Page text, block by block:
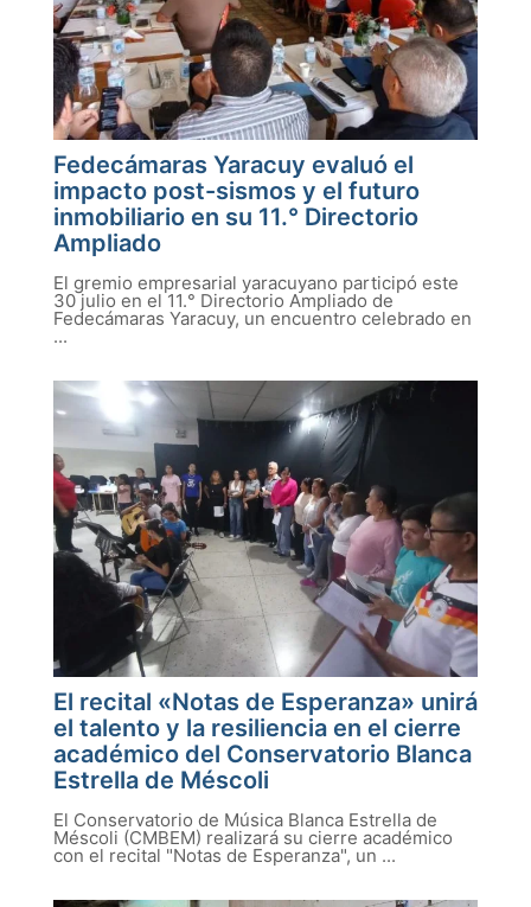
Fedecámaras Yaracuy evaluó el
impacto post-sismos y el futuro
inmobiliario en su 11.° Directorio
Ampliado
El gremio empresarial yaracuyano participó este
30 julio en el 11.° Directorio Ampliado de
Fedecámaras Yaracuy, un encuentro celebrado en
...
El recital «Notas de Esperanza» unirá
el talento y la resiliencia en el cierre
académico del Conservatorio Blanca
Estrella de Méscoli
El Conservatorio de Música Blanca Estrella de
Méscoli (CMBEM) realizará su cierre académico
con el recital "Notas de Esperanza", un ...